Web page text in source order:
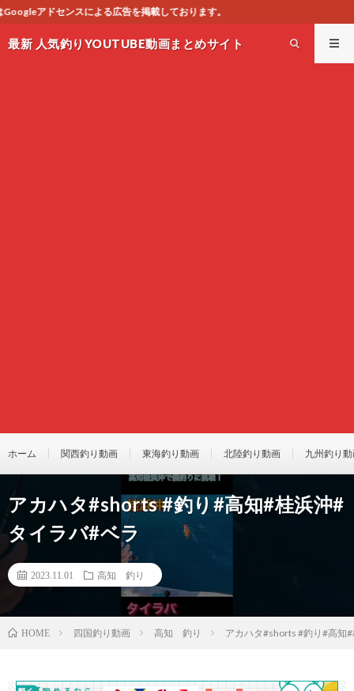
載しております。
最新 人気釣りYOUTUBE動画まとめサイト
ホーム 関西釣り動画 東海釣り動画 北陸釣り動画 九州釣り
アカハタ#shorts #釣り#高知#桂浜沖#
タイラバ#ベラ
2023.11.01 高知 釣り
HOME 四国釣り動画 高知 釣り アカハタ#shorts #釣り#高知